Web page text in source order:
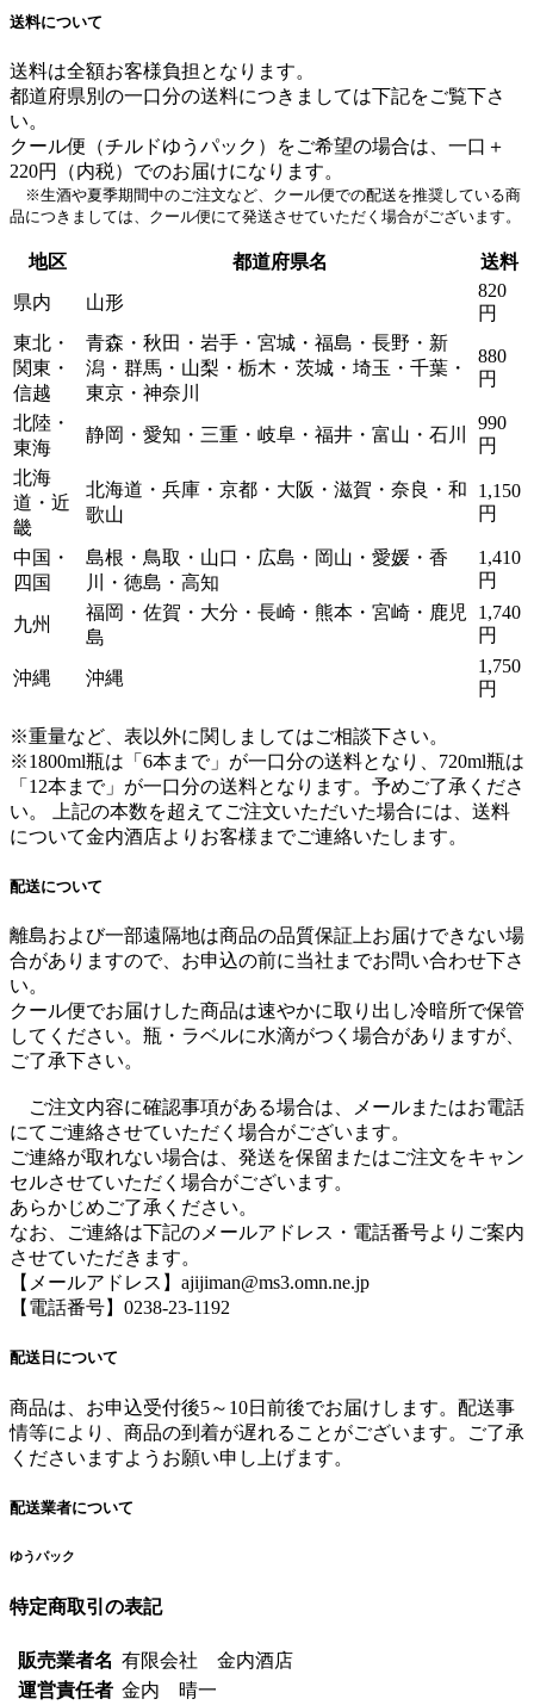
送料について
送料は全額お客様負担となります。
都道府県別の一口分の送料につきましては下記をご覧下さ
い。
クール便（チルドゆうパック）をご希望の場合は、一口＋
220円（内税）でのお届けになります。
※生酒や夏季期間中のご注文など、クール便での配送を推奨している商
品につきましては、クール便にて発送させていただく場合がございます。
地区 都道府県名
送料
県内
山形
820
円
東北・
関東・
信越
青森・秋田・岩手・宮城・福島・長野・新
潟・群馬・山梨・栃木・茨城・埼玉・千葉・
東京・神奈川
880
円
北陸・
東海
静岡・愛知・三重・岐阜・福井・富山・石川
990
円
北海
道・近
畿
北海道・兵庫・京都・大阪・滋賀・奈良・和
歌山
1,150
円
中国・
四国
島根・鳥取・山口・広島・岡山・愛媛・香
川・徳島・高知
1,410
円
九州
福岡・佐賀・大分・長崎・熊本・宮崎・鹿児
島
1,740
円
沖縄 沖縄
1,750
円
※重量など、表以外に関しましてはご相談下さい。
※1800ml瓶は「6本まで」が一口分の送料となり、720ml瓶は
「12本まで」が一口分の送料となります。 予めご了承くださ
い。 上記の本数を超えてご注文いただいた場合には、送料
について金内酒店よりお客様までご連絡いたします。
配送について
離島および一部遠隔地は商品の品質保証上お届けできない場
合がありますので、お申込の前に当社までお問い合わせ下さ
い。
クール便でお届けした商品は速やかに取り出し冷暗所で保管
してください。瓶・ラベルに水滴がつく場合がありますが、
ご了承下さい。
ご注文内容に確認事項がある場合は、メールまたはお電話
にてご連絡させていただく場合がございます。
ご連絡が取れない場合は、発送を保留またはご注文をキャン
セルさせていただく場合がございます。
あらかじめご了承ください。
なお、ご連絡は下記のメールアドレス・電話番号よりご案内
させていただきます。
【メールアドレス】ajijiman@ms3.omn.ne.jp
【電話番号】0238-23-1192
配送日について
商品は、お申込受付後5～10日前後でお届けします。配送事
情等により、商品の到着が遅れることがございます。ご了承
くださいますようお願い申し上げます。
配送業者について
ゆうパック
特定商取引の表記
販売業者名 有限会社 金内酒店
運営責任者 金内 晴一